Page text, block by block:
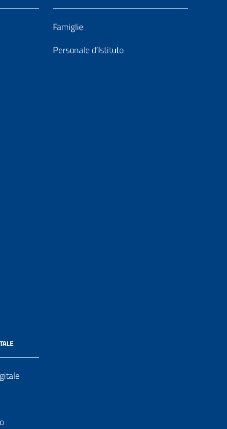
Famiglie
Personale d’Istituto